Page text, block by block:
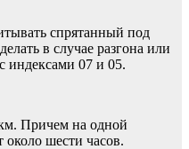
спрятанный под
в случае разгона или
индексами 07 и 05.
Причем на одной
около шести часов.